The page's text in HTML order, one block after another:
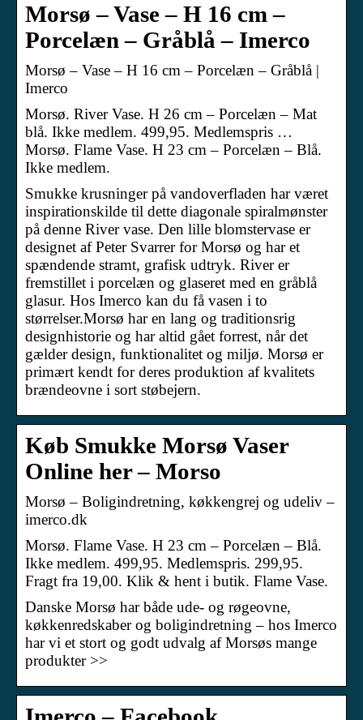
Morsø – Vase – H 16 cm –
Porcelæn – Gråblå – Imerco
Morsø – Vase – H 16 cm – Porcelæn – Gråblå |
Imerco
Morsø. River Vase. H 26 cm – Porcelæn – Mat
blå. Ikke medlem. 499,95. Medlemspris …
Morsø. Flame Vase. H 23 cm – Porcelæn – Blå.
Ikke medlem.
Smukke krusninger på vandoverfladen har været
inspirationskilde til dette diagonale spiralmønster
på denne River vase. Den lille blomstervase er
designet af Peter Svarrer for Morsø og har et
spændende stramt, grafisk udtryk. River er
fremstillet i porcelæn og glaseret med en gråblå
glasur. Hos Imerco kan du få vasen i to
størrelser.Morsø har en lang og traditionsrig
designhistorie og har altid gået forrest, når det
gælder design, funktionalitet og miljø. Morsø er
primært kendt for deres produktion af kvalitets
brændeovne i sort støbejern.
Køb Smukke Morsø Vaser
Online her – Morso
Morsø – Boligindretning, køkkengrej og udeliv –
imerco.dk
Morsø. Flame Vase. H 23 cm – Porcelæn – Blå.
Ikke medlem. 499,95. Medlemspris. 299,95.
Fragt fra 19,00. Klik & hent i butik. Flame Vase.
Danske Morsø har både ude- og røgeovne,
køkkenredskaber og boligindretning – hos Imerco
har vi et stort og godt udvalg af Morsøs mange
produkter >>